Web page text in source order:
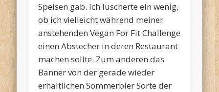
Speisen gab. Ich luscherte ein wenig,
ob ich vielleicht während meiner
anstehenden Vegan For Fit Challenge
einen Abstecher in deren Restaurant
machen sollte. Zum anderen das
Banner von der gerade wieder
erhältlichen Sommerbier Sorte der